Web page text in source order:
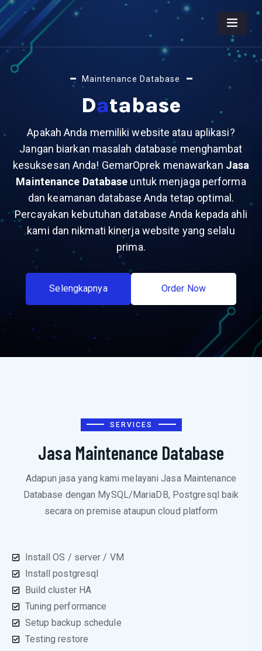
Maintenance Database
DATabase
Apakah Anda memiliki website atau aplikasi?
Jangan biarkan masalah database menghambat
kesuksesan Anda! GemarOprek menawarkan Jasa
Maintenance Database untuk menjaga performa
dan keamanan database Anda tetap optimal.
Percayakan kebutuhan database Anda kepada ahli
kami dan nikmati kinerja website yang selalu
prima.
Selengkapnya Order Now
SERVICES
Jasa Maintenance Database
Adapun jasa yang kami melayani Jasa Maintenance
Database dengan MySQL/MariaDB, Postgresql baik
secara on premise ataupun cloud platform
Install OS / server / VM
Install postgresql
Build cluster HA
Tuning performance
Setup backup schedule
Testing restore